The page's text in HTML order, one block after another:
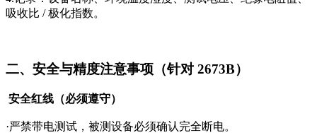
吸收比 / 极化指数。
二、安全与精度注意事项（针对 2673B）
安全红线（必须遵守）
·严禁带电测试，被测设备必须确认完全断电。